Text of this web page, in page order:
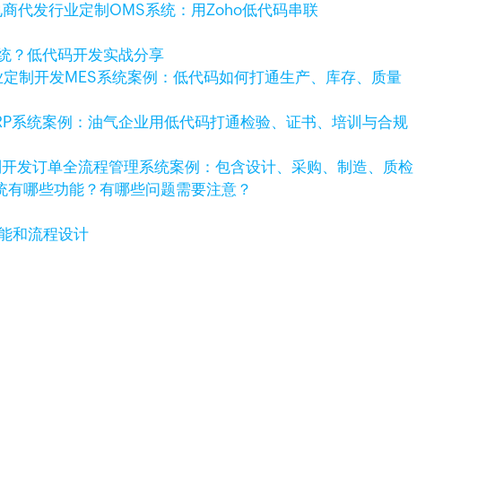
代发行业定制OMS系统：用Zoho低代码串联
？低代码开发实战分享
制开发MES系统案例：低代码如何打通生产、库存、质量
系统案例：油气企业用低代码打通检验、证书、培训与合规
发订单全流程管理系统案例：包含设计、采购、制造、质检
有哪些功能？有哪些问题需要注意？
和流程设计